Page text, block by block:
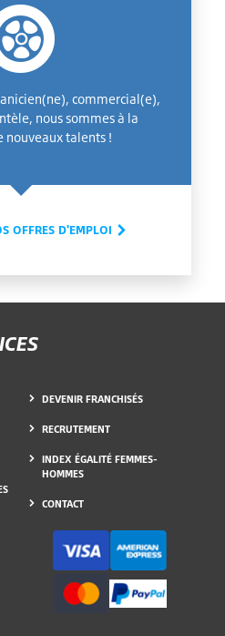
commercial(e),
nous sommes à la
nouveaux talents !
OFFRES D'EMPLOI
DEVENIR FRANCHISÉS
RECRUTEMENT
INDEX ÉGALITÉ FEMMES-
HOMMES
CONTACT